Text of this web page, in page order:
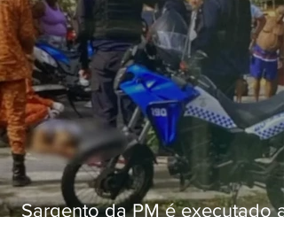
Sargento da PM é executado a